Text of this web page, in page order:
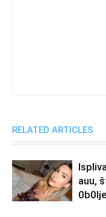
RELATED ARTICLES
auu,